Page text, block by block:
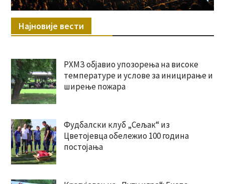
Најновије вести
РХМЗ објавио упозорења на високе
температуре и услове за иницирање и
ширење пожара
Фудбалски клуб „Сељак“ из
Цветојевца обележио 100 година
постојања